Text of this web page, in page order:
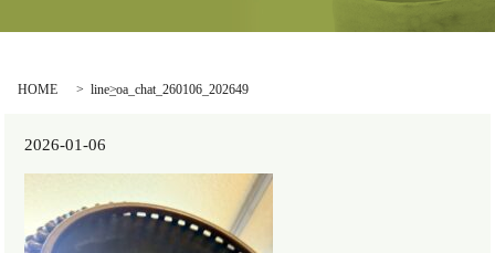
HOME line_oa_chat_260106_202649
2026-01-06